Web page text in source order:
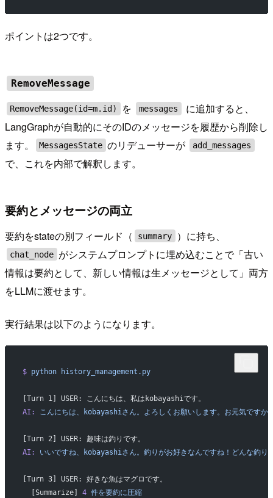
ポイントは2つです。
RemoveMessage
RemoveMessage(id=m.id) を messages
に追加すると、
LangGraphが自動的にそのIDのメッセージを履歴から削除し
ます。
MessagesState のリデューサーが add_messages
で、これを内部で解釈します。
要約とメッセージの両立
要約をstateの別フィールド（ summary ）に持ち、
chat_node がシステムプロンプトに埋め込むことで「古い
情報は要約として、新しい情報は生メッセージとして」両方
をLLMに渡せます。
実行結果は以下のようになります。
$ python history_management.py
[Turn 1] USER: こんにちは、私はkobayashiです。
AI:
こんにちは、kobayashiさん。よろしくお願いします。お元気ですか
[Turn 2] USER: 趣味は釣りです。
AI:
いいですね、kobayashiさん。釣りがお好きなんですね！どんな釣
[Turn 3] USER: 好きな魚はマグロです。
  [Summarize]
4 件を要約に圧縮